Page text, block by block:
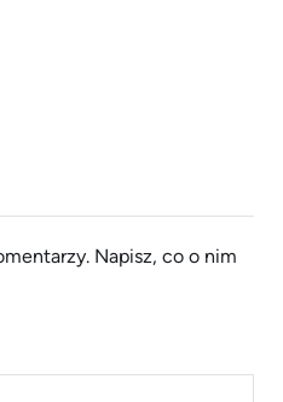
Napisz, co o nim